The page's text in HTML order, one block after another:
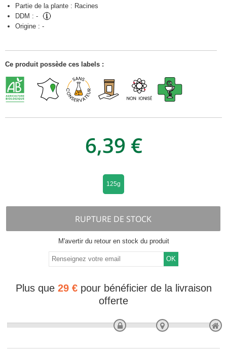
Partie de la plante : Racines
DDM : -
Origine : -
Ce produit possède ces labels :
6,39 €
125g
RUPTURE DE STOCK
M'avertir du retour en stock du produit
OK
Plus que 29 €pour bénéficier de la livraison
offerte